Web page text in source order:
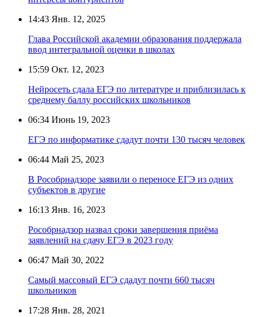
14:43 Янв. 12, 2025
Глава Российской академии образования поддержала
ввод интегральной оценки в школах
15:59 Окт. 12, 2023
Нейросеть сдала ЕГЭ по литературе и приблизилась к
среднему баллу российских школьников
06:34 Июнь 19, 2023
ЕГЭ по информатике сдадут почти 130 тысяч человек
06:44 Май 25, 2023
В Рособрнадзоре заявили о переносе ЕГЭ из одних
субъектов в другие
16:13 Янв. 16, 2023
Рособрнадзор назвал сроки завершения приёма
заявлений на сдачу ЕГЭ в 2023 году
06:47 Май 30, 2022
Самый массовый ЕГЭ сдадут почти 660 тысяч
школьников
17:28 Янв. 28, 2021